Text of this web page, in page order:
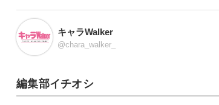
キャラWalker
@chara_walker_
編集部イチオシ